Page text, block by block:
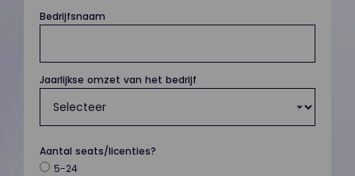
Bedrijfsnaam
Jaarlijkse omzet van het bedrijf
Aantal seats/licenties?
5-24